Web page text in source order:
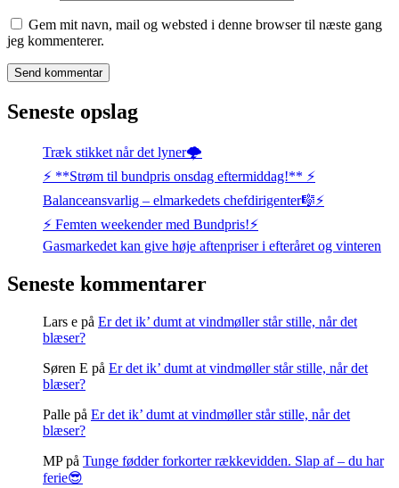
Gem mit navn, mail og websted i denne browser til næste gang
jeg kommenterer.
Seneste opslag
Træk stikket når det lyner🌩️
⚡️ **Strøm til bundpris onsdag eftermiddag!** ⚡️
Balanceansvarlig – elmarkedets chefdirigenter🎼⚡
⚡️ Femten weekender med Bundpris!⚡️
Gasmarkedet kan give høje aftenpriser i efteråret og vinteren
Seneste kommentarer
Lars e på Er det ik’ dumt at vindmøller står stille, når det
blæser?
Søren E på Er det ik’ dumt at vindmøller står stille, når det
blæser?
Palle på Er det ik’ dumt at vindmøller står stille, når det
blæser?
MPpå Tunge fødder forkorter rækkevidden. Slap af – du har
ferie😎